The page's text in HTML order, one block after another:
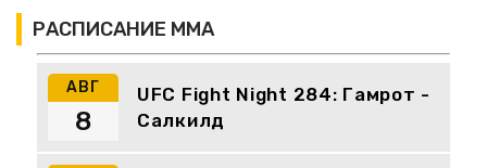
РАСПИСАНИЕ ММА
АВГ
UFC Fight Night 284: Гамрот -
Салкилд
8